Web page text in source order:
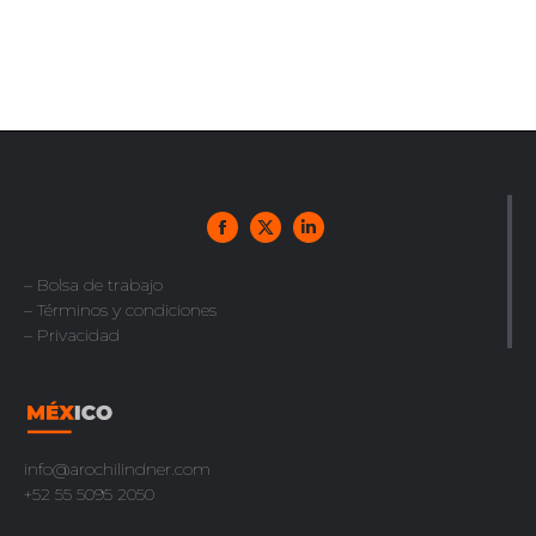
– Bolsa de trabajo
– Términos y condiciones
– Privacidad
info@arochilindner.com
+52 55 5095 2050